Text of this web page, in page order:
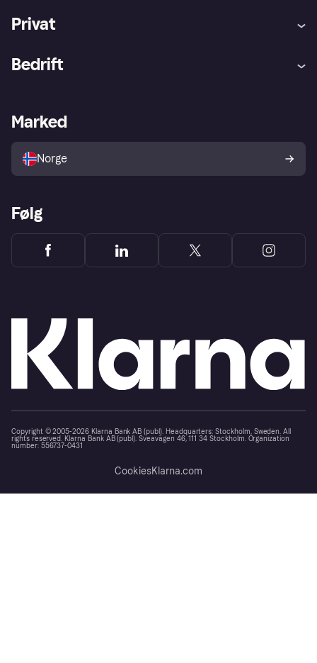
Privat
Utforsk butikker
Bedrift
Merchant portal
Marked
Norge
Følg
Copyright © 2005-2026 Klarna Bank AB (publ). Headquarters: Stockholm, Sweden. All
rights reserved. Klarna Bank AB (publ). Sveavägen 46, 111 34 Stockholm. Organization
number: 556737-0431
CookiesKlarna.com